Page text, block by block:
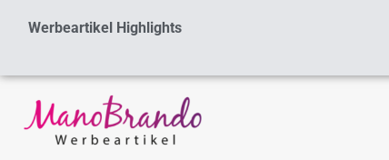
InhaltWerbeartikel Highlights